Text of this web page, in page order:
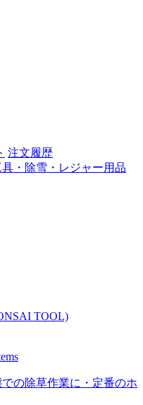
注文履歴
TOOL)
の除草作業に・定番のホ